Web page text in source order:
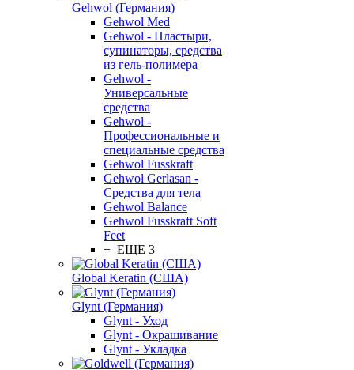
Gehwol (Германия)
Gehwol Med
Gehwol - Пластыри,
супинаторы, средства
из гель-полимера
Gehwol -
Универсальные
средства
Gehwol -
Профессиональные и
специальные средства
Gehwol Fusskraft
Gehwol Gerlasan -
Средства для тела
Gehwol Balance
Gehwol Fusskraft Soft
Feet
+ ЕЩЕ 3
Global Keratin (США)
Glynt (Германия)
Glynt - Уход
Glynt - Окрашивание
Glynt - Укладка